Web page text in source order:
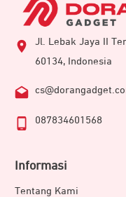
Jl. Lebak Jaya II
60134, Indonesia
087834601568
Informasi
Tentang Kami